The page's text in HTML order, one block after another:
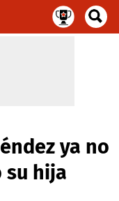
ya no
su hija